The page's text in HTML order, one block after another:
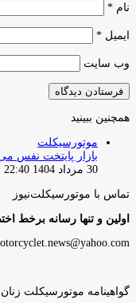
نام *
ایمیل *
وب‌ سایت
همچنین ببینید
موتورسیکلت
بازار پایتخت نفس
30 مرداد 1404 22:40
تماس با موتورسیکلت‌نیوز
اولین و تنها رسانه برخط
گواهینامه موتورسیکلت زنان